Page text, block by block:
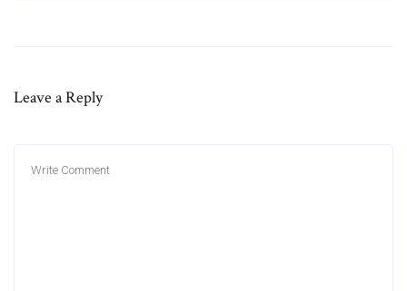
Leave a Reply